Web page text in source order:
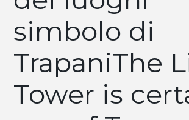
simbolo di
TrapaniThe
Tower is